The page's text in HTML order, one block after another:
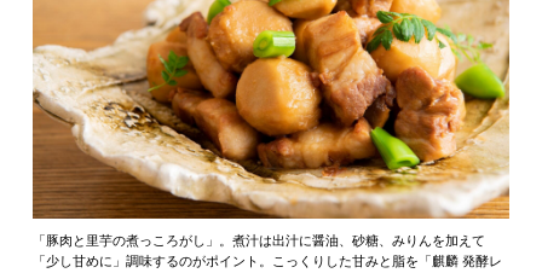
「豚肉と里芋の煮っころがし」。煮汁は出汁に醤油、砂糖、みりんを加えて
「少し甘めに」調味するのがポイント。こっくりした甘みと脂を「麒麟 発酵レ